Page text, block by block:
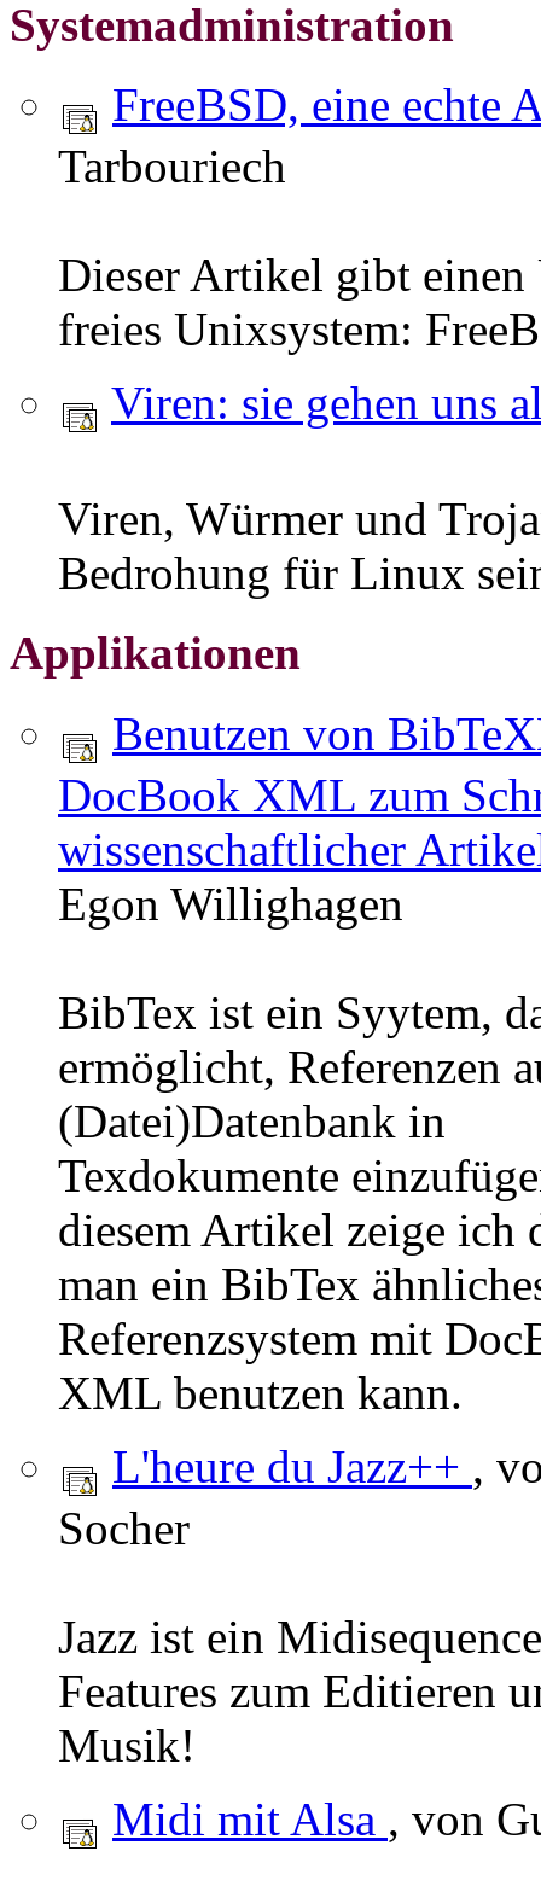
Systemadministration
FreeBSD, eine echte
Tarbouriech
Dieser Artikel gibt
freies Unixsystem:
Viren: sie gehen uns
Viren, Würmer und
Bedrohung für Linux
Applikationen
Benutzen von
DocBook XML zum
wissenschaftlicher
Egon Willighagen
BibTex ist ein Syytem,
ermöglicht, Referenzen
(Datei)Datenbank in
Texdokumente
diesem Artikel zeige ich
man ein BibTex
Referenzsystem mit
XML benutzen kann.
L'heure du Jazz++ ,
Socher
Jazz ist ein
Features zum Editieren
Musik!
Midi mit Alsa , von